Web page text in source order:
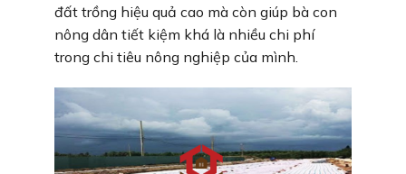
đất trồng hiệu quả cao mà còn giúp bà con
nông dân tiết kiệm khá là nhiều chi phí
trong chi tiêu nông nghiệp của mình.